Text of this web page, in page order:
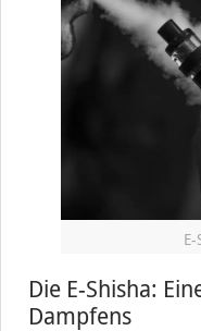
Die E-Shisha:
Dampfens